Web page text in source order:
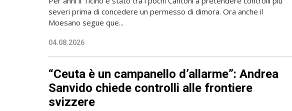
severi prima di concedere un permesso di dimora. Ora anche il
Moesano segue que...
04.08.2026
“Ceuta è un campanello d’allarme”: Andrea
Sanvido chiede controlli alle frontiere
svizzere